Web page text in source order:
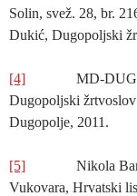
Solin, svež. 28, br.
Dukić, Dugopoljski
[4] MD-DUG –
Dugopoljski
Dugopolje, 2011.
[5] Nikola Banić,
Vukovara, Hrvatski